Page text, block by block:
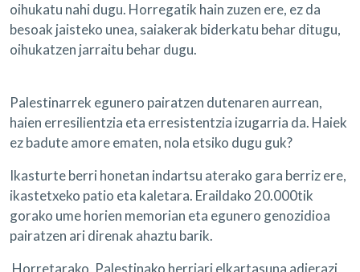
oihukatu nahi dugu. Horregatik hain zuzen ere, ez da
besoak jaisteko unea, saiakerak biderkatu behar ditugu,
oihukatzen jarraitu behar dugu.
Palestinarrek egunero pairatzen dutenaren aurrean,
haien erresilientzia eta erresistentzia izugarria da. Haiek
ez badute amore ematen, nola etsiko dugu guk?
Ikasturte berri honetan indartsu aterako gara berriz ere,
ikastetxeko patio eta kaletara. Eraildako 20.000tik
gorako ume horien memorian eta egunero genozidioa
pairatzen ari direnak ahaztu barik.